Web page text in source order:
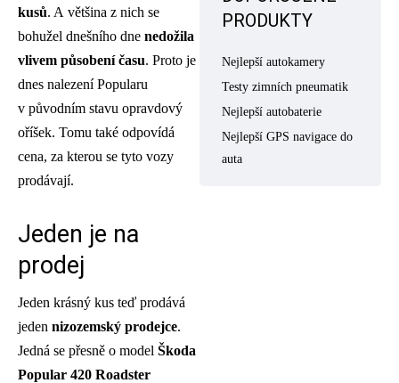
kusů. A většina z nich se
bohužel dnešního dne nedožila
vlivem působení času. Proto je
dnes nalezení Popularu
v původním stavu opravdový
oříšek. Tomu také odpovídá
cena, za kterou se tyto vozy
prodávají.
Jeden je na
prodej
Jeden krásný kus teď prodává
jeden nizozemský prodejce.
Jedná se přesně o model Škoda
Popular 420 Roadster
PRODUKTY
Nejlepší autokamery
Testy zimních pneumatik
Nejlepší autobaterie
Nejlepší GPS navigace do
auta